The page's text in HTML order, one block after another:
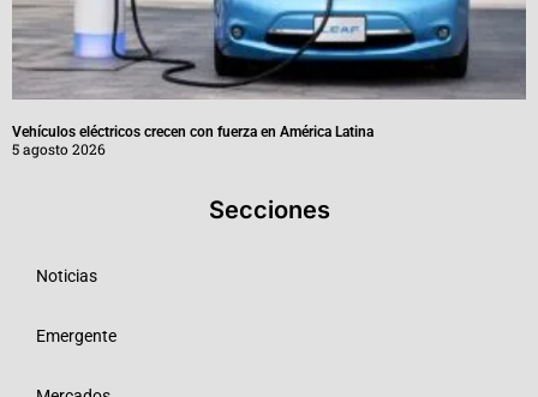
Vehículos eléctricos crecen con fuerza en América Latina
5 agosto 2026
Secciones
Noticias
Emergente